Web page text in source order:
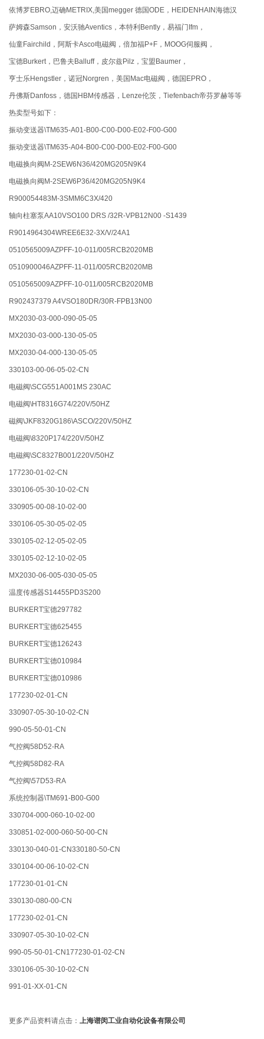
依博罗EBRO,迈确METRIX,美国megger 德国ODE，HEIDENHAIN海德汉
萨姆森Samson，安沃驰Aventics，本特利Bently，易福门Ifm，
仙童Fairchild，阿斯卡Asco电磁阀，倍加福P+F，MOOG伺服阀，
宝德Burkert，巴鲁夫Balluff，皮尔兹Pilz，宝盟Baumer，
亨士乐Hengstler，诺冠Norgren，美国Mac电磁阀，德国EPRO，
丹佛斯Danfoss，德国HBM传感器，Lenze伦茨，Tiefenbach帝芬罗赫等等
热卖型号如下：
振动变送器\TM635-A01-B00-C00-D00-E02-F00-G00
振动变送器\TM635-A04-B00-C00-D00-E02-F00-G00
电磁换向阀M-2SEW6N36/420MG205N9K4
电磁换向阀M-2SEW6P36/420MG205N9K4
R900054483M-3SMM6C3X/420
轴向柱塞泵AA10VSO100 DRS /32R-VPB12N00 -S1439
R9014964304WREE6E32-3X/V/24A1
0510565009AZPFF-10-011/005RCB2020MB
0510900046AZPFF-11-011/005RCB2020MB
0510565009AZPFF-10-011/005RCB2020MB
R902437379 A4VSO180DR/30R-FPB13N00
MX2030-03-000-090-05-05
MX2030-03-000-130-05-05
MX2030-04-000-130-05-05
330103-00-06-05-02-CN
电磁阀\SCG551A001MS 230AC
电磁阀\HT8316G74/220V/50HZ
磁阀\JKF8320G186\ASCO/220V/50HZ
电磁阀\8320P174/220V/50HZ
电磁阀\SC8327B001/220V/50HZ
177230-01-02-CN
330106-05-30-10-02-CN
330905-00-08-10-02-00
330106-05-30-05-02-05
330105-02-12-05-02-05
330105-02-12-10-02-05
MX2030-06-005-030-05-05
温度传感器S14455PD3S200
BURKERT宝德297782
BURKERT宝德625455
BURKERT宝德126243
BURKERT宝德010984
BURKERT宝德010986
177230-02-01-CN
330907-05-30-10-02-CN
990-05-50-01-CN
气控阀58D52-RA
气控阀58D82-RA
气控阀\57D53-RA
系统控制器\TM691-B00-G00
330704-000-060-10-02-00
330851-02-000-060-50-00-CN
330130-040-01-CN330180-50-CN
330104-00-06-10-02-CN
177230-01-01-CN
330130-080-00-CN
177230-02-01-CN
330907-05-30-10-02-CN
990-05-50-01-CN177230-01-02-CN
330106-05-30-10-02-CN
991-01-XX-01-CN
更多产品资料请点击：上海谱闵工业自动化设备有限公司